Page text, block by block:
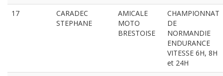
17
CARADEC
STEPHANE
AMICALE
MOTO
BRESTOISE
CHAMPIONNAT
DE
NORMANDIE
ENDURANCE
VITESSE 6H, 8H
et 24H